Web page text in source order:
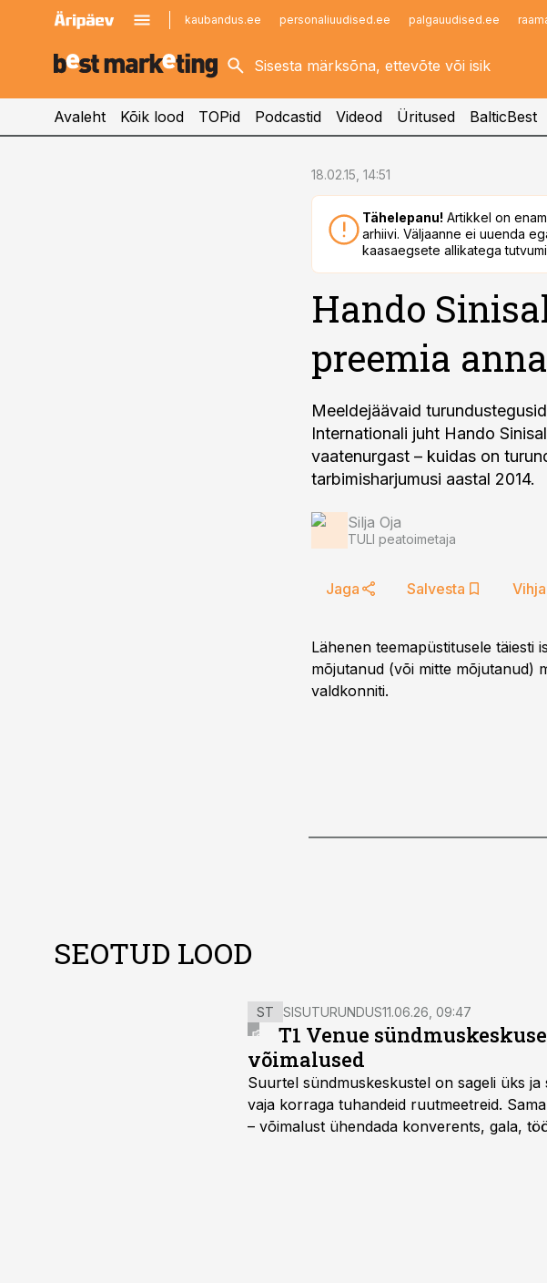
kaubandus.ee personaliuudised.ee palgauudised.ee
kinnisvarauudised.ee
logistikauudised.ee
imelineajalugu.ee
Infopank
Avaleht Kõik lood TOPid Podcastid Videod Üritused BalticBest
18.02.15, 14:51
Tähelepanu! Artikkel on
arhiivi. Väljaanne ei uuenda
kaasaegsete allikatega
Hando
preemia
Meeldejäävaid
Internationali juht Hando
vaatenurgast – kuidas on
tarbimisharjumusi aastal 2014.
Silja Oja
TULI peatoimetaja
Jaga Salvesta Vihja
Lähenen teemapüstitusele täiesti
mõjutanud (või mitte mõjutanud)
valdkonniti.
SEOTUD LOOD
ST SISUTURUNDUS11.06.26, 09:47
T1 Venue
võimalused
Suurtel sündmuskeskustel on sageli üks
vaja korraga tuhandeid ruutmeetreid.
– võimalust ühendada konverents, gala,